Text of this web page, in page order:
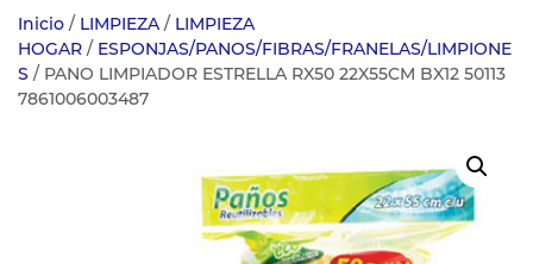
Inicio / LIMPIEZA / LIMPIEZA
HOGAR / ESPONJAS/PANOS/FIBRAS/FRANELAS/LIMPIONE
S / PANO LIMPIADOR ESTRELLA RX50 22X55CM BX12 50113
7861006003487